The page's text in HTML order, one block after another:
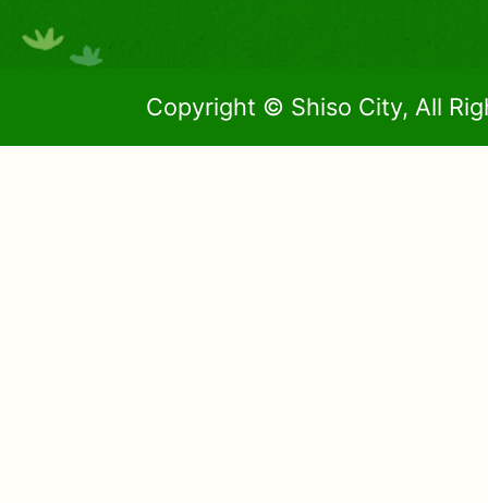
Copyright © Shiso City, All